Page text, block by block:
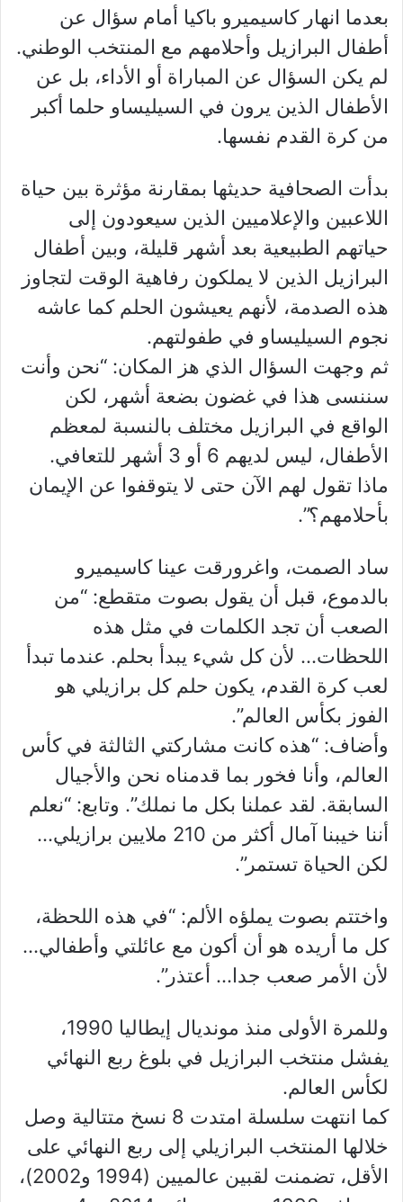
بعدما انهار كاسيميرو باكيا أمام سؤال عن
أطفال البرازيل وأحلامهم مع المنتخب الوطني.
لم يكن السؤال عن المباراة أو الأداء، بل عن
الأطفال الذين يرون في السيليساو حلما أكبر
من كرة القدم نفسها.
بدأت الصحافية حديثها بمقارنة مؤثرة بين حياة
اللاعبين والإعلاميين الذين سيعودون إلى
حياتهم الطبيعية بعد أشهر قليلة، وبين أطفال
البرازيل الذين لا يملكون رفاهية الوقت لتجاوز
هذه الصدمة، لأنهم يعيشون الحلم كما عاشه
نجوم السيليساو في طفولتهم.
ثم وجهت السؤال الذي هز المكان: “نحن وأنت
سننسى هذا في غضون بضعة أشهر، لكن
الواقع في البرازيل مختلف بالنسبة لمعظم
الأطفال، ليس لديهم 6 أو 3 أشهر للتعافي.
ماذا تقول لهم الآن حتى لا يتوقفوا عن الإيمان
بأحلامهم؟”.
ساد الصمت، واغرورقت عينا كاسيميرو
بالدموع، قبل أن يقول بصوت متقطع: “من
الصعب أن تجد الكلمات في مثل هذه
اللحظات… لأن كل شيء يبدأ بحلم. عندما تبدأ
لعب كرة القدم، يكون حلم كل برازيلي هو
الفوز بكأس العالم”.
وأضاف: “هذه كانت مشاركتي الثالثة في كأس
العالم، وأنا فخور بما قدمناه نحن والأجيال
السابقة. لقد عملنا بكل ما نملك”. وتابع: “نعلم
أننا خيبنا آمال أكثر من 210 ملايين برازيلي…
لكن الحياة تستمر”.
واختتم بصوت يملؤه الألم: “في هذه اللحظة،
كل ما أريده هو أن أكون مع عائلتي وأطفالي…
لأن الأمر صعب جدا… أعتذر”.
وللمرة الأولى منذ مونديال إيطاليا 1990،
يفشل منتخب البرازيل في بلوغ ربع النهائي
لكأس العالم.
كما انتهت سلسلة امتدت 8 نسخ متتالية وصل
خلالها المنتخب البرازيلي إلى ربع النهائي على
الأقل، تضمنت لقبين عالميين (1994 و2002)،